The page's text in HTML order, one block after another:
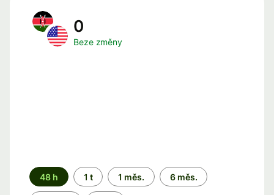
0
Beze změny
Časové
období
48 h 1 t 1 měs. 6 měs.